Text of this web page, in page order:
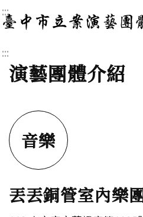
:::
臺中市立案
:::
演藝團體介紹
音樂
丟丟銅管室內樂